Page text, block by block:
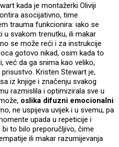
kada je montažerki Oliviji
asocijativno, time
trauma funkcionira: iako se
u svakom trenutku, ili makar
se može reći i za instrukcije
gotovo nikad, osim kada to
već da ga snima kao veliko,
Kristen Stewart je,
iz knjige i značenju svakog
razmislila i optimizirala sve u
oslika difuzni emocionalni
ne uspijeva uvijek i u svemu, pa
upada u repeticije i
to bilo preporučljivo, čime
ili makar razumijevanja